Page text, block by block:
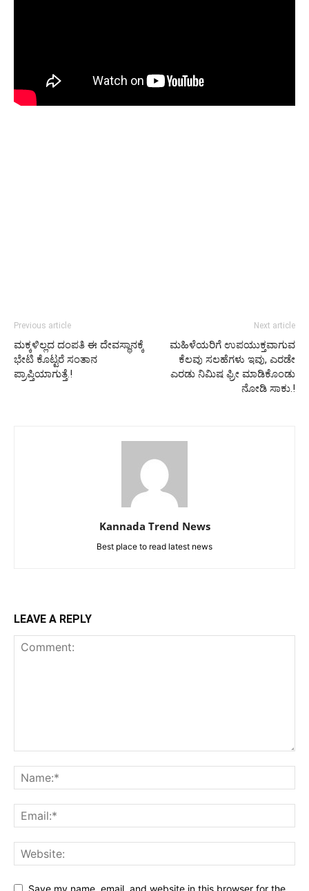
Previous article
ಮಕ್ಕಳಿಲ್ಲದ ದಂಪತಿ ಈ ದೇವಸ್ಥಾನಕ್ಕೆ
ಭೇಟಿ ಕೊಟ್ಟರೆ ಸಂತಾನ
ಪ್ರಾಪ್ತಿಯಾಗುತ್ತೆ.!
Next article
ಮಹಿಳೆಯರಿಗೆ ಉಪಯುಕ್ತವಾಗುವ
ಕೆಲವು ಸಲಹೆಗಳು ಇವು, ಎರಡೇ
ಎರಡು ನಿಮಿಷ ಫ್ರೀ ಮಾಡಿಕೊಂಡು
ನೋಡಿ ಸಾಕು.!
Kannada Trend News
Best place to read latest news
LEAVE A REPLY
Save my name, email, and website in this browser for the